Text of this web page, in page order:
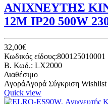
ΑΝΙΧΝΕΥΤΗΣ
12Μ IP20 500W
32,00€
Κωδικός είδους:800125010001
B. Κωδ.: LX2000
Διαθέσιμο
ΑγοράΑγορά Σύγκριση Wishlist
Quick view